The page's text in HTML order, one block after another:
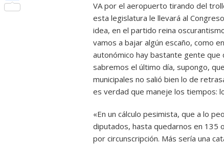
VA por el aeropuerto tirando del
esta legislatura le llevará al
idea, en el partido reina
vamos a bajar algún escaño, como
autonómico hay bastante gente
sabremos el último día, supongo,
municipales no salió bien lo de
es verdad que maneje los tiempos:
«En un cálculo pesimista, que a lo
diputados, hasta quedarnos en 135
por circunscripción. Más sería una
Compartir